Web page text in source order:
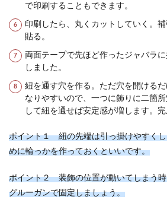
シングルマザーとして
は、将来再婚をして
で印刷することもできます。
印刷したら、丸くカットしていく。
貼る。
両面テープで先ほど作ったジャバラ
しました。
紐を通す穴を作る。ただ穴を開ける
なりやすいので、一つに飾りに二箇
して紐を通せば安定感が増します。完
ポイント１ 紐の先端は引っ掛けやすく
めに輪っかを作っておくといいです。
ポイント２ 装飾の位置が動いてしまう
グルーガンで固定しましょう。